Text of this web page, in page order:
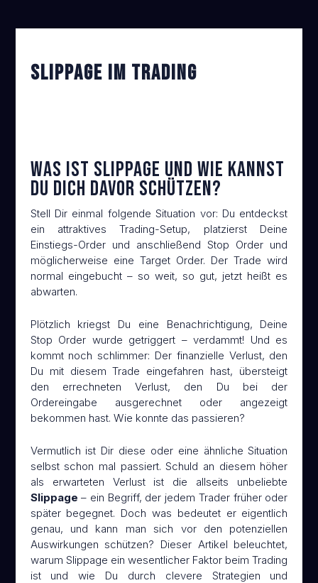
Slippage im Trading
Was ist Slippage und wie kannst
du Dich davor schützen?
Stell Dir einmal folgende Situation vor: Du entdeckst
ein attraktives Trading-Setup, platzierst Deine
Einstiegs-Order und anschließend Stop Order und
möglicherweise eine Target Order. Der Trade wird
normal eingebucht – so weit, so gut, jetzt heißt es
abwarten.
Plötzlich kriegst Du eine Benachrichtigung, Deine
Stop Order wurde getriggert – verdammt! Und es
kommt noch schlimmer: Der finanzielle Verlust, den
Du mit diesem Trade eingefahren hast, übersteigt
den errechneten Verlust, den Du bei der
Ordereingabe ausgerechnet oder angezeigt
bekommen hast. Wie konnte das passieren?
Vermutlich ist Dir diese oder eine ähnliche Situation
selbst schon mal passiert. Schuld an diesem höher
als erwarteten Verlust ist die allseits unbeliebte
Slippage – ein Begriff, der jedem Trader früher oder
später begegnet. Doch was bedeutet er eigentlich
genau, und kann man sich vor den potenziellen
Auswirkungen schützen? Dieser Artikel beleuchtet,
warum Slippage ein wesentlicher Faktor beim Trading
ist und wie Du durch clevere Strategien und